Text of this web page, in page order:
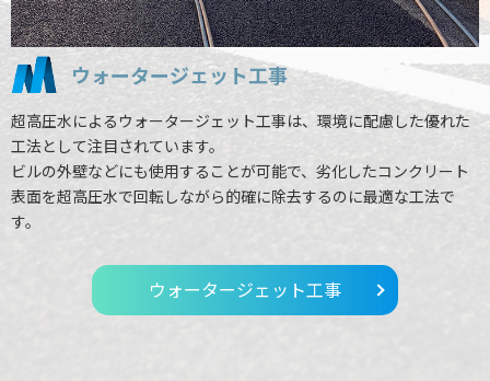
ウォータージェット工事
超高圧水によるウォータージェット工事は、環境に配慮した優れた
工法として注目されています。
ビルの外壁などにも使用することが可能で、劣化したコンクリート
表面を超高圧水で回転しながら的確に除去するのに最適な工法で
す。
ウォータージェット工事